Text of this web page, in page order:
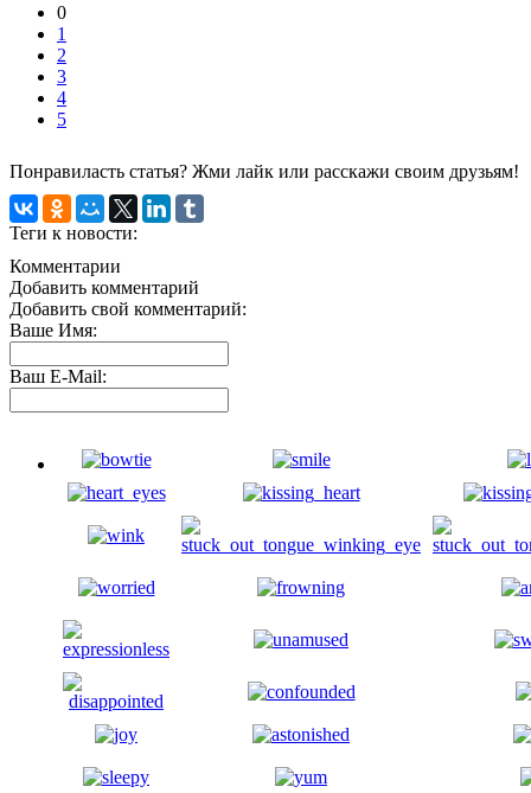
0
1
2
3
4
5
Понравиласть статья? Жми лайк или расскажи своим друзьям!
Теги к новости:
Комментарии
Добавить комментарий
Добавить свой комментарий:
Ваше Имя:
Ваш E-Mail: